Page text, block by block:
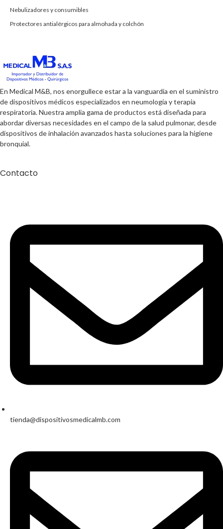
Nebulizadores y consumibles
Protectores antialérgicos para almohada y colchón
En Medical M&B, nos enorgullece estar a la vanguardia en el suministro
de dispositivos médicos especializados en neumología y terapia
respiratoria. Nuestra amplia gama de productos está diseñada para
abordar diversas necesidades en el campo de la salud pulmonar, desde
dispositivos de inhalación avanzados hasta soluciones para la higiene
bronquial.
Contacto
tienda@dispositivosmedicalmb.com